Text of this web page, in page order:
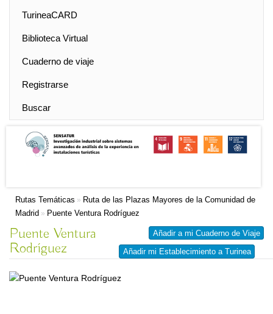
TurineaCARD
Biblioteca Virtual
Cuaderno de viaje
Registrarse
Buscar
Rutas Temáticas » Ruta de las Plazas Mayores de la Comunidad de
Madrid » Puente Ventura Rodríguez
Añadir a mi Cuaderno de Viaje
Añadir mi Establecimiento a Turinea
Puente Ventura
Rodríguez